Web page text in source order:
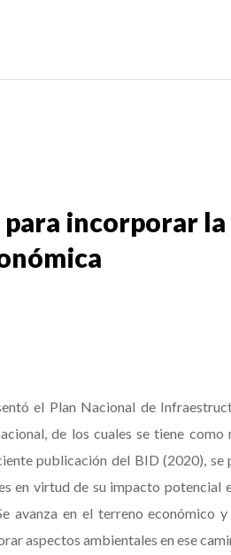
incorporar
el Plan Nacional de
de los cuales se tiene
publicación del BID (2020),
en virtud de su impacto potencial
avanza en el terreno económico
aspectos ambientales en ese